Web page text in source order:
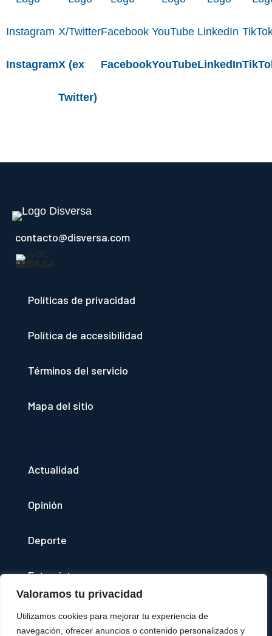
Valoramos tu privacidad
Utilizamos cookies para mejorar tu experiencia de
navegación, ofrecer anuncios o contenido personalizados y
InstagramX (ex
Twitter)
FacebookYouTubeLinkedIn
contacto@disversa.com
Políticas de privacidad
Política de accesibilidad
Términos del servicio
Mapa del sitio
Actualidad
Opinión
Deporte
Entrevistas
Quienes somos